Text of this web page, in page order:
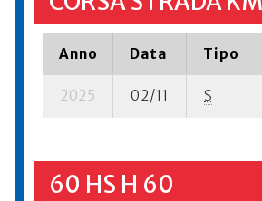
Anno Data Tipo
2025 02/11 S
60 HS H 60